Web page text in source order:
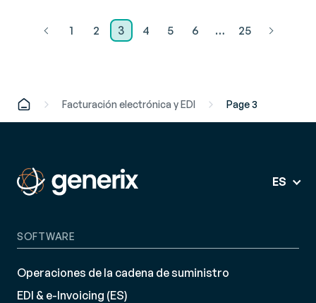
1 2 3 4 5 6 … 25
Facturación electrónica y EDI Page 3
ES
SOFTWARE
Operaciones de la cadena de suministro
EDI & e-Invoicing (ES)